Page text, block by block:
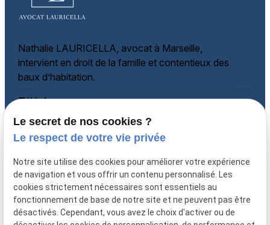
Nathalie LAURICELLA, avocat à Marseille,
intervient en droit de la famille et contentieux des
baux d’habitation.
Téléphone
06 60 87 60 97
Adresse
135 rue Paradis
13006 MARSEILLE
Horaires
Lundi - Vendredi
Le secret de nos cookies ?
Le respect de votre vie privée
Notre site utilise des cookies pour améliorer votre expérience
de navigation et vous offrir un contenu personnalisé. Les
cookies strictement nécessaires sont essentiels au
fonctionnement de base de notre site et ne peuvent pas être
désactivés. Cependant, vous avez le choix d'activer ou de